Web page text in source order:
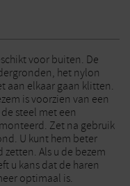
voor buiten. De
het nylon
aan elkaar gaan klitten.
is voorzien van een
steel met een
Zet na gebruik
U kunt hem beter
Als u de bezem
u kans dat de haren
optimaal is.